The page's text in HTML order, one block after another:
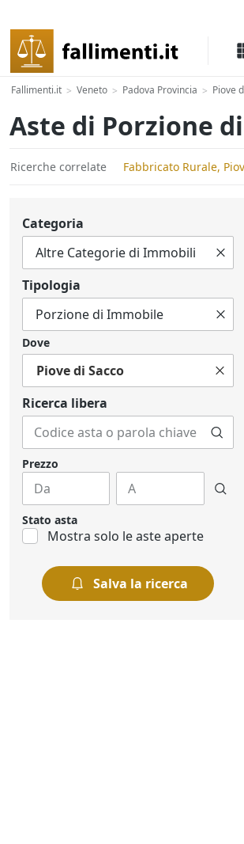
Fallimenti.it > Veneto > Padova Provincia > Piove
Aste di Porzione
Ricerche correlate Fabbricato Rurale,
Categoria
Tipologia
Dove
Piove di Sacco
Ricerca libera
Prezzo
Stato asta
Mostra solo le aste aperte
Salva la ricerca